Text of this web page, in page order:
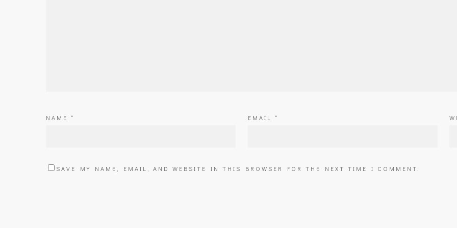
NAME * EMAIL *
SAVE MY NAME, EMAIL, AND WEBSITE IN THIS BROWSER FOR THE NEXT TIME I COMMENT.